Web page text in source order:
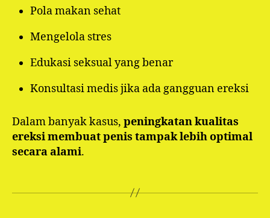
Pola makan sehat
Mengelola stres
Edukasi seksual yang benar
Konsultasi medis jika ada gangguan ereksi
Dalam banyak kasus, peningkatan kualitas
ereksi membuat penis tampak lebih optimal
secara alami.